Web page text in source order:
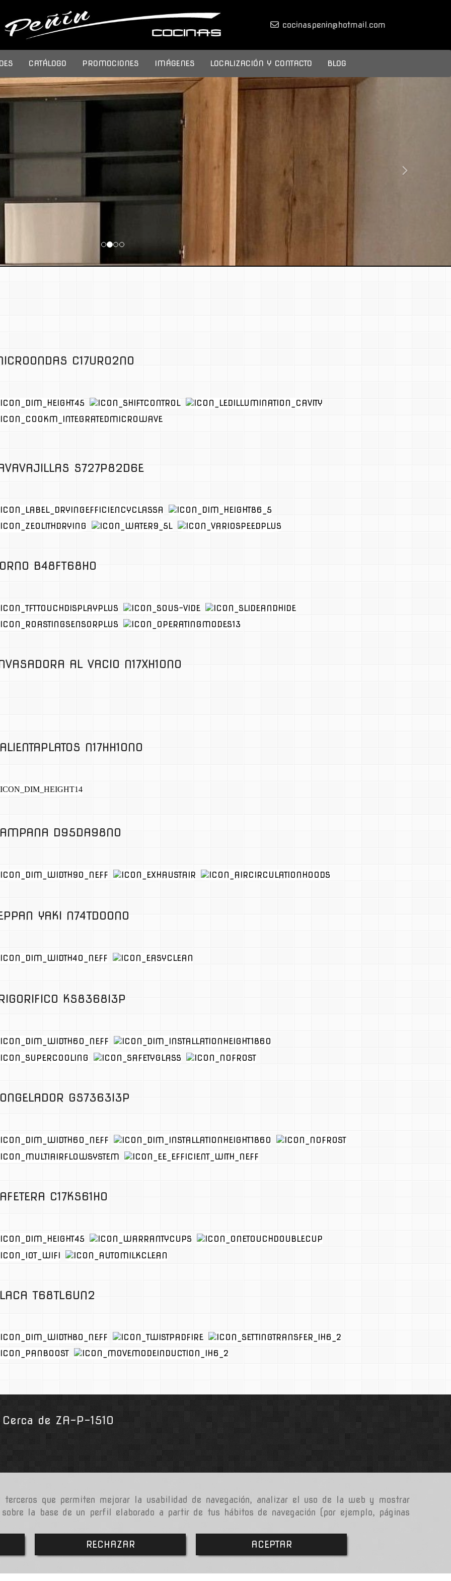
que permiten mejorar la usabilidad de navegación, analizar el uso de la web y mostrar
la base de un perfil elaborado a partir de tus hábitos de navegación (por ejemplo, páginas
RECHAZAR ACEPTAR
cocinaspenin hotmail.com
CATÁLOGO PROMOCIONES IMÁGENES LOCALIZACIÓN Y CONTACTO BLOG
C17UR02N0
S727P82D6E
B48FT68H0
AL VACIO N17XH10N0
N17HH10N0
D95DA98N0
YAKI N74TD00N0
KS8368I3P
GS7363I3P
C17KS61H0
T68TL6UN2
de ZA-P-1510